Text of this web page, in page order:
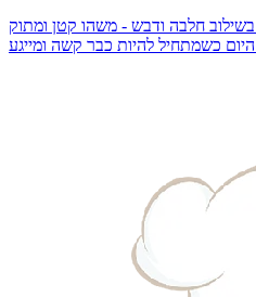
חלבה ודבש - משהו קטן ומתוק
כשמתחיל להיות כבר קשה ומייגע